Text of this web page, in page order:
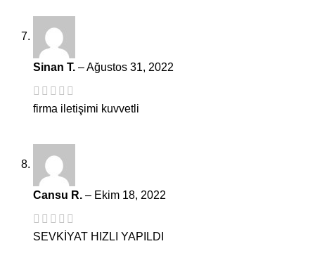
Sinan T. –Ağustos 31, 2022
firma iletişimi kuvvetli
Cansu R. – Ekim 18, 2022
SEVKİYAT HIZLI YAPILDI